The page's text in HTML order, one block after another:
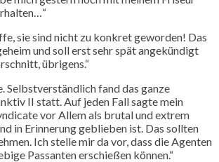
sie sind nicht zu konkret geworden! Das
und soll erst sehr spät angekündigt
übrigens.“
Selbstverständlich fand das ganze
II statt. Auf jeden Fall sagte mein
vor Allem als brutal und extrem
in Erinnerung geblieben ist. Das sollten
Ich stelle mir da vor, dass die Agenten
Passanten erschießen können.“